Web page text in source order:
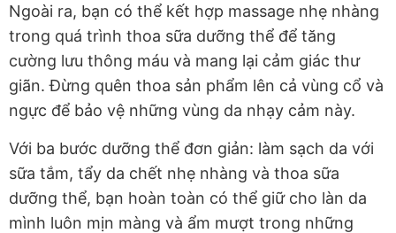
Ngoài ra, bạn có thể kết hợp massage nhẹ nhàng
trong quá trình thoa sữa dưỡng thể để tăng
cường lưu thông máu và mang lại cảm giác thư
giãn. Đừng quên thoa sản phẩm lên cả vùng cổ và
ngực để bảo vệ những vùng da nhạy cảm này.
Với ba bước dưỡng thể đơn giản: làm sạch da với
sữa tắm, tẩy da chết nhẹ nhàng và thoa sữa
dưỡng thể, bạn hoàn toàn có thể giữ cho làn da
mình luôn mịn màng và ẩm mượt trong những